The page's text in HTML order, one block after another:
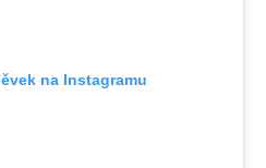
na Instagramu